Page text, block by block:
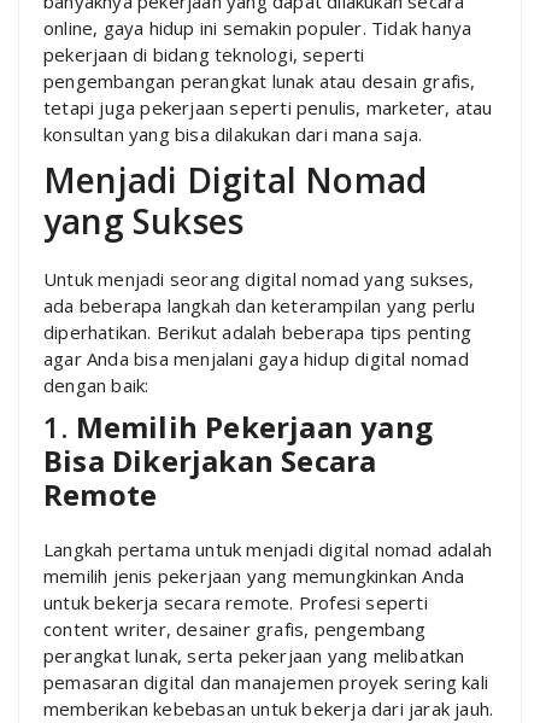
online, gaya hidup ini semakin populer. Tidak hanya
pekerjaan di bidang teknologi, seperti
pengembangan perangkat lunak atau desain grafis,
tetapi juga pekerjaan seperti penulis, marketer, atau
konsultan yang bisa dilakukan dari mana saja.
Menjadi Digital Nomad
yang Sukses
Untuk menjadi seorang digital nomad yang sukses,
ada beberapa langkah dan keterampilan yang perlu
diperhatikan. Berikut adalah beberapa tips penting
agar Anda bisa menjalani gaya hidup digital nomad
dengan baik:
1. Memilih Pekerjaan yang
Bisa Dikerjakan Secara
Remote
Langkah pertama untuk menjadi digital nomad adalah
memilih jenis pekerjaan yang memungkinkan Anda
untuk bekerja secara remote. Profesi seperti
content writer, desainer grafis, pengembang
perangkat lunak, serta pekerjaan yang melibatkan
pemasaran digital dan manajemen proyek sering kali
memberikan kebebasan untuk bekerja dari jarak jauh.